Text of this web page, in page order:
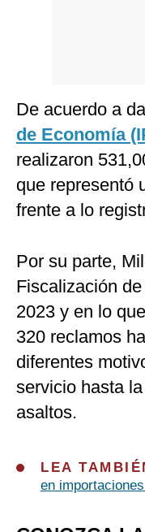
De acuerdo a
de Economía
realizaron
que representó
frente a lo
Por su parte,
Fiscalización
2023 y en lo
320 reclamos
diferentes
servicio hasta
asaltos.
LEA
en